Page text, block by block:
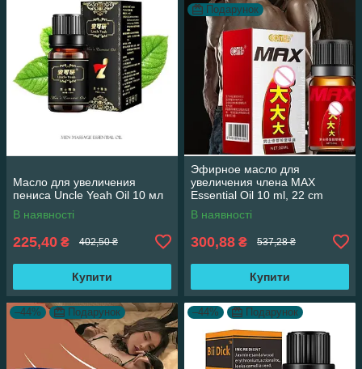
Масло для увеличения
пениса Uncle Yeah Oil 10 мл
В наявності
225,40 ₴ 402,50 ₴
Купити
Подарунок
Эфирное масло для
увеличения члена MAX
Essential Oil 10 ml, 22 cm
В наявності
300,88 ₴ 537,28 ₴
Купити
–44% Подарунок –44% Подарунок